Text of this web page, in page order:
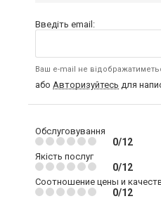
Введіть email:
Ваш e-mail не
або Авторизуйтесь для
Обслуговування
0/12
Якість послуг
0/12
Соотношение цены и
0/12